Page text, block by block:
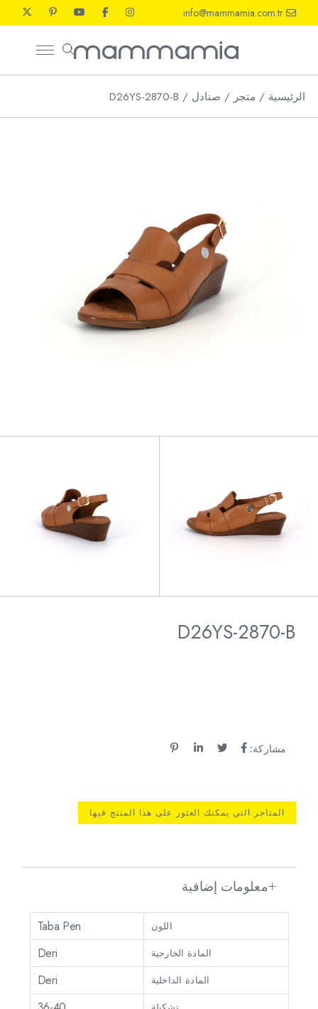
the
info@mammamia.com.tr
الرئيسية متجر صنادل D26YS-2870-B
D26YS-2870-B
مشاركة:
المتاجر التي يمكنك العثور على هذا المنتج فيها
معلومات إضافية
اللون Taba Pen
المادة الخارجية Deri
المادة الداخلية Deri